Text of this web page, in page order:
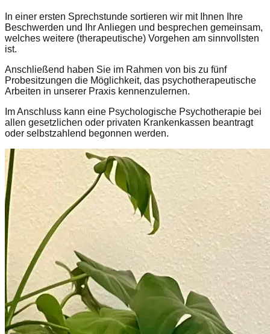
In einer ersten Sprechstunde sortieren wir mit Ihnen Ihre
Beschwerden und Ihr Anliegen und besprechen gemeinsam,
welches weitere (therapeutische) Vorgehen am sinnvollsten
ist.
Anschließend haben Sie im Rahmen von bis zu fünf
Probesitzungen die Möglichkeit, das psychotherapeutische
Arbeiten in unserer Praxis kennenzulernen.
Im Anschluss kann eine Psychologische Psychotherapie bei
allen gesetzlichen oder privaten Krankenkassen beantragt
oder selbstzahlend begonnen werden.